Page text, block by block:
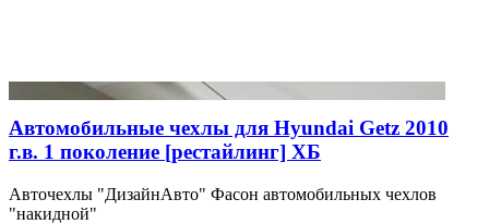
Автомобильные чехлы для Hyundai Getz 2010
г.в. 1 поколение [рестайлинг] ХБ
Авточехлы "ДизайнАвто" Фасон автомобильных чехлов
"накидной"